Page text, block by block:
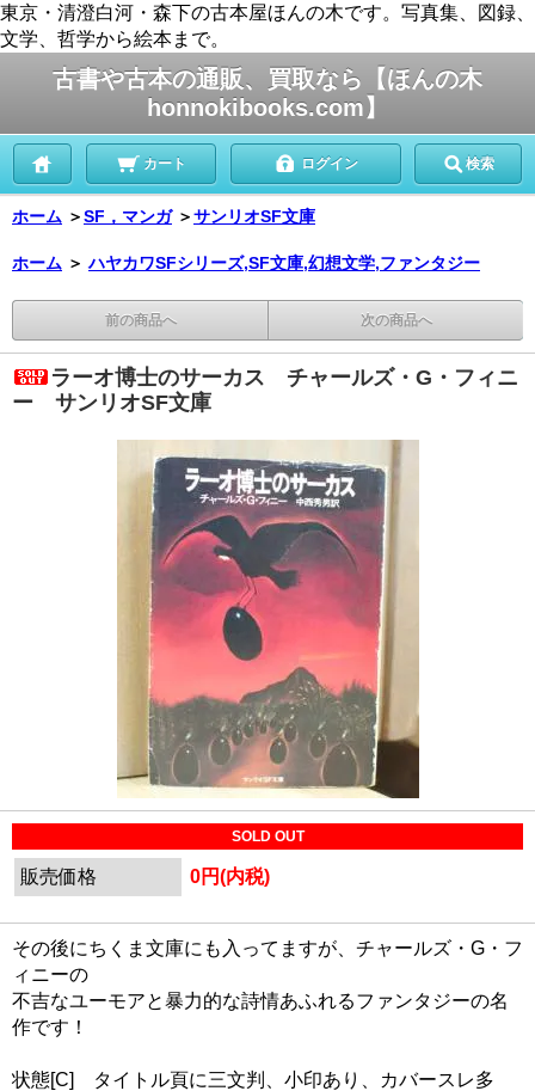
東京・清澄白河・森下の古本屋ほんの木です。写真集、図録、
文学、哲学から絵本まで。
古書や古本の通販、買取なら【ほんの木
honnokibooks.com】
カート ログイン 検索
ホーム ＞SF，マンガ ＞サンリオSF文庫
ホーム ＞ ハヤカワSFシリーズ,SF文庫,幻想文学,ファンタジー
前の商品へ 次の商品へ
ラーオ博士のサーカス チャールズ・G・フィニ
ー サンリオSF文庫
SOLD OUT
販売価格 0円(内税)
その後にちくま文庫にも入ってますが、チャールズ・G・フ
ィニーの
不吉なユーモアと暴力的な詩情あふれるファンタジーの名
作です！
状態[C] タイトル頁に三文判、小印あり、カバースレ多